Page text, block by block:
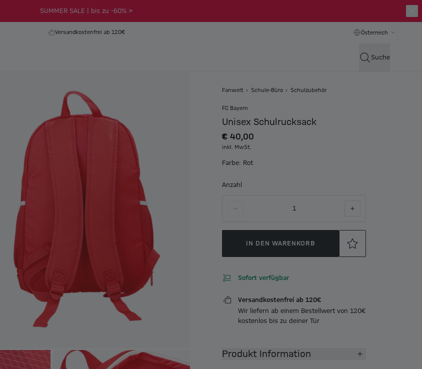
SUMMER SALE | bis zu -60% >
Versandkostenfrei ab 120€ Österreich
Suche
Fanwelt Schule-Büro Schulzubehör
FC Bayern
Unisex Schulrucksack
€ 40,00
inkl. MwSt.
Farbe: Rot
Anzahl
1
IN DEN WARENKORB
Sofort verfügbar
Versandkostenfrei ab 120€
Wir liefern ab einem Bestellwert von 120€
kostenlos bis zu deiner Tür
Produkt Information